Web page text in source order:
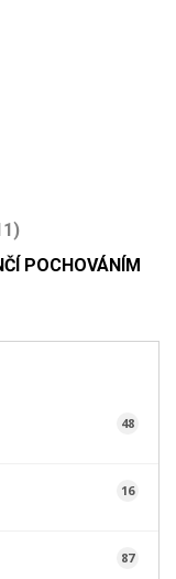
POCHOVÁNÍM
48
16
87